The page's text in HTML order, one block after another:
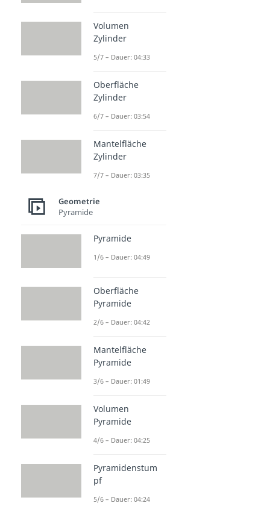
Volumen
Zylinder
5/7 – Dauer: 04:33
Oberfläche
Zylinder
6/7 – Dauer: 03:54
Mantelfläche
Zylinder
7/7 – Dauer: 03:35
Geometrie
Pyramide
Pyramide
1/6 – Dauer: 04:49
Oberfläche
Pyramide
2/6 – Dauer: 04:42
Mantelfläche
Pyramide
3/6 – Dauer: 01:49
Volumen
Pyramide
4/6 – Dauer: 04:25
Pyramidenstum
pf
5/6 – Dauer: 04:24